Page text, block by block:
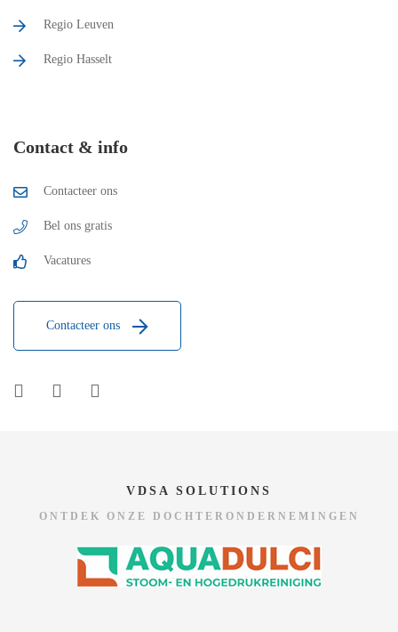
Regio Leuven
Regio Hasselt
Contact & info
Contacteer ons
Bel ons gratis
Vacatures
Contacteer ons
VDSA SOLUTIONS
ONTDEK ONZE DOCHTERONDERNEMINGEN